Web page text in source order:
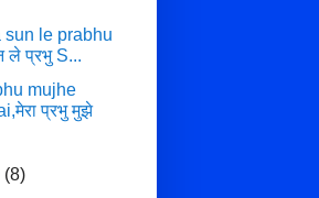
sun le prabhu
ले प्रभु S...
mujhe
प्रभु मुझे
(8)